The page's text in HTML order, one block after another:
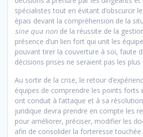
spécialistes tout en évitant d’obscurcir
épais devant la compréhension de la
sine qua non de la réussite de la
présence d’un lien fort qui unit les
pouvant tirer la couverture à soi, faute
décisions prises ne seraient pas les plus
Au sortir de la crise, le retour
équipes de comprendre les points forts
ont conduit à l’attaque et à sa
juridique devra prendre en compte les
pour améliorer, préciser, modifier les
afin de consolider la forteresse touchée